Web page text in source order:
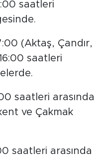
saatleri
(Aktaş, Çandır,
saatleri
saatleri arasında
ve Çakmak
saatleri arasında